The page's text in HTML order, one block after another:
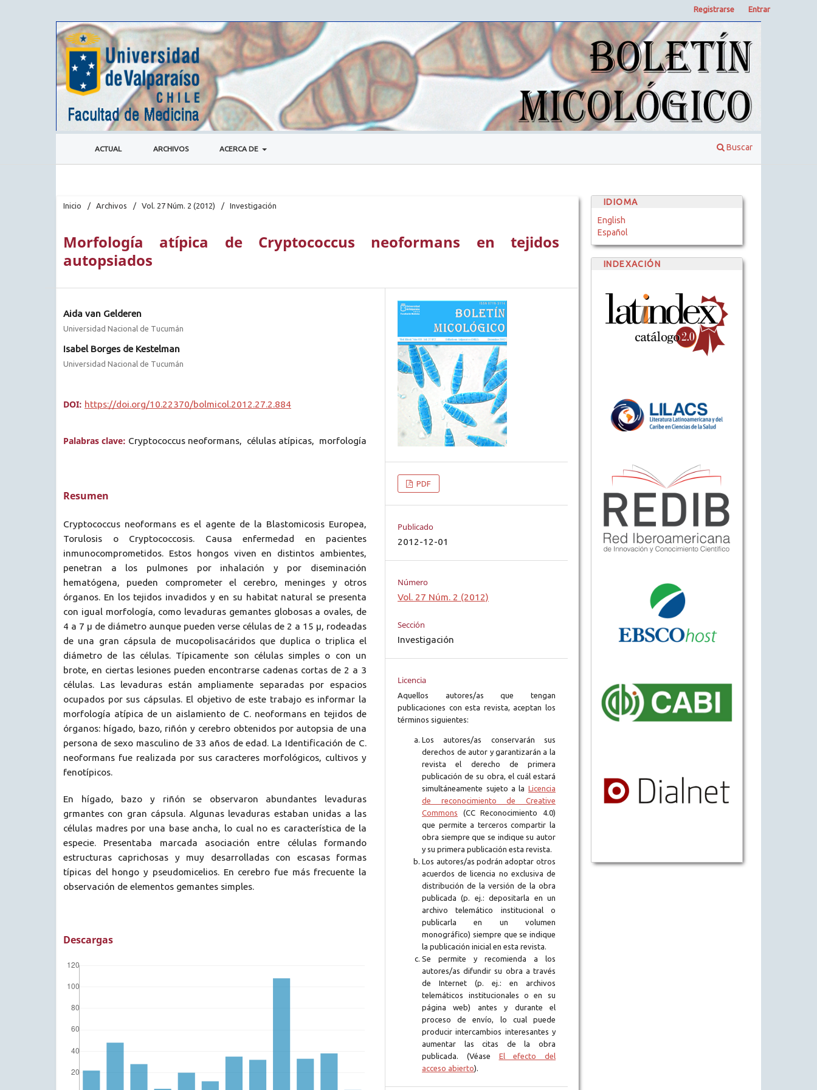
ACTUAL ARCHIVOS ACERCA DE Buscar
Registrarse Entrar
Inicio / Archivos / Vol. 27 Núm. 2 (2012) / Investigación
Morfología atípica de Cryptococcus neoformans en tejidos
autopsiados
Aida van Gelderen
Universidad Nacional de Tucumán
Isabel Borges de Kestelman
Universidad Nacional de Tucumán
DOI: https://doi.org/10.22370/bolmicol.2012.27.2.884
Palabras clave: Cryptococcus neoformans, células atípicas, morfología
Resumen
Cryptococcus neoformans es el agente de la Blastomicosis Europea,
Torulosis o Cryptococcosis. Causa enfermedad en pacientes
inmunocomprometidos. Estos hongos viven en distintos ambientes,
penetran a los pulmones por inhalación y por diseminación
hematógena, pueden comprometer el cerebro, meninges y otros
órganos. En los tejidos invadidos y en su habitat natural se presenta
con igual morfología, como levaduras gemantes globosas a ovales, de
4 a 7 µ de diámetro aunque pueden verse células de 2 a 15 µ, rodeadas
de una gran cápsula de mucopolisacáridos que duplica o triplica el
diámetro de las células. Típicamente son células simples o con un
brote, en ciertas lesiones pueden encontrarse cadenas cortas de 2 a 3
células. Las levaduras están ampliamente separadas por espacios
ocupados por sus cápsulas. El objetivo de este trabajo es informar la
morfología atípica de un aislamiento de C. neoformans en tejidos de
órganos: hígado, bazo, riñón y cerebro obtenidos por autopsia de una
persona de sexo masculino de 33 años de edad. La Identificación de C.
neoformans fue realizada por sus caracteres morfológicos, cultivos y
fenotípicos.
En hígado, bazo y riñón se observaron abundantes levaduras
grmantes con gran cápsula. Algunas levaduras estaban unidas a las
células madres por una base ancha, lo cual no es característica de la
especie. Presentaba marcada asociación entre células formando
estructuras caprichosas y muy desarrolladas con escasas formas
típicas del hongo y pseudomicelios. En cerebro fue más frecuente la
observación de elementos gemantes simples.
Descargas
PDF
Publicado
2012-12-01
Número
Vol. 27 Núm. 2 (2012)
Sección
Investigación
Licencia
Aquellos autores/as que tengan
publicaciones con esta revista, aceptan los
términos siguientes:
Los autores/as conservarán sus
derechos de autor y garantizarán a la
revista el derecho de primera
publicación de su obra, el cuál estará
simultáneamente sujeto a la Licencia
de reconocimiento de Creative
Commons (CC Reconocimiento 4.0)
que permite a terceros compartir la
obra siempre que se indique su autor
y su primera publicación esta revista.
Los autores/as podrán adoptar otros
acuerdos de licencia no exclusiva de
distribución de la versión de la obra
publicada (p. ej.: depositarla en un
archivo telemático institucional o
publicarla en un volumen
monográfico) siempre que se indique
la publicación inicial en esta revista.
Se permite y recomienda a los
autores/as difundir su obra a través
de Internet (p. ej.: en archivos
telemáticos institucionales o en su
página web) antes y durante el
proceso de envío, lo cual puede
producir intercambios interesantes y
aumentar las citas de la obra
publicada. (Véase El efecto del
acceso abierto).
IDIOMA
English
Español
INDEXACIÓN